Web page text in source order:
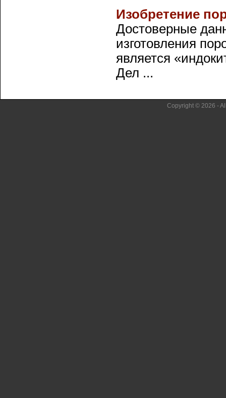
Изобретение
Достоверные
изготовления
является
Дел ...
Copyright © 2026 -